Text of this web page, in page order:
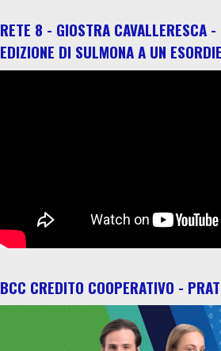
RETE 8 - GIOSTRA CAVALLERESCA
EDIZIONE DI SULMONA A UN
BCC CREDITO COOPERATIVO -